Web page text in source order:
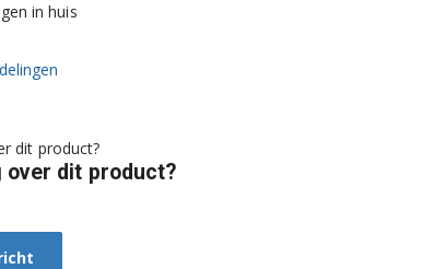
in huis
over dit product?